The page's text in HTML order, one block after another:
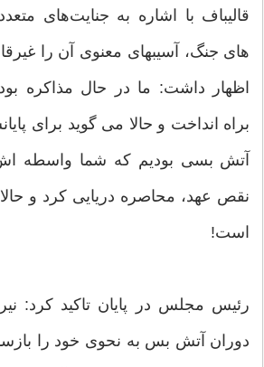
قالیباف با اشاره به جنایت‌های
های جنگ، آسیبهای معنوی آن‌ را
اظهار داشت: ما در حال مذاکره
براه انداخت و حالا می گوید برای
آتش بسی بودیم که شما واسطه اش
نقص عهد، محاصره دریایی کرد و حالا
است!
رئیس مجلس در پایان تاکید کرد:
دوران آتش بس به نحوی خود را